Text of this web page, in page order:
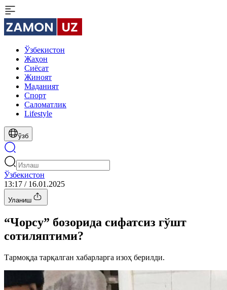
Ўзбекистон
Жаҳон
Сиёсат
Жиноят
Маданият
Спорт
Cаломатлик
Lifestyle
ўзб
Ўзбекистон
13:17 / 16.01.2025
Уланиш
“Чорсу” бозорида сифатсиз гўшт
сотиляптими?
Тармоқда тарқалган хабарларга изоҳ берилди.